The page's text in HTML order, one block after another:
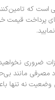
که
پرداخت قیمت
ضروری
مصرفی
نه تنها